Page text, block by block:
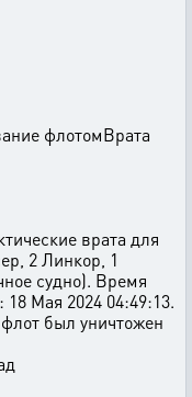
флотомВрата
врата для
2 Линкор, 1
судно). Время
Мая 2024 04:49:13.
был уничтожен